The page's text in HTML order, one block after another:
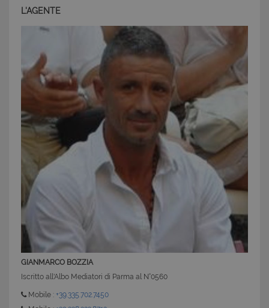
L'AGENTE
GIANMARCO BOZZIA
Iscritto all'Albo Mediatori di Parma al N°0560
Mobile : +39.335.702.7450
I cookie strettamente necessari consentono
funzionalità del sito Web principale come l'accesso
degli utenti e la gestione dell'account. Il sito Web
non può essere utilizzato correttamente senza i
cookie strettamente necessari.
/Dominio
PHPSESSID
PHP.net
www.latuacasainsardegna.com
Sessione